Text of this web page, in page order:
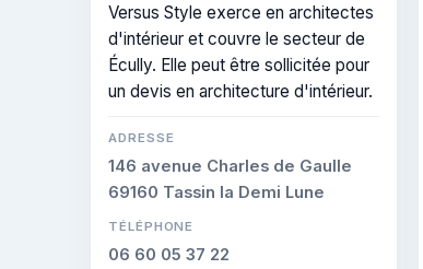
Versus Style exerce en architectes
d'intérieur et couvre le secteur de
Écully. Elle peut être sollicitée pour
un devis en architecture d'intérieur.
ADRESSE
146 avenue Charles de Gaulle
69160 Tassin la Demi Lune
TÉLÉPHONE
06 60 05 37 22